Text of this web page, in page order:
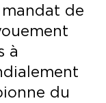
mandat de
à
du